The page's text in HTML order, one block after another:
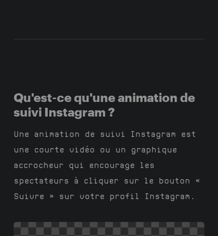
Qu'est-ce qu'une animation de
suivi Instagram ?
Une animation de suivi Instagram est
une courte vidéo ou un graphique
accrocheur qui encourage les
spectateurs à cliquer sur le bouton «
Suivre » sur votre profil Instagram.